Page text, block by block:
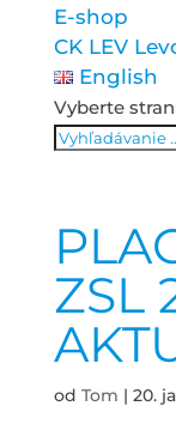
E-shop
CK LEV
English
Vyberte
ZSL
od Tom | 20.